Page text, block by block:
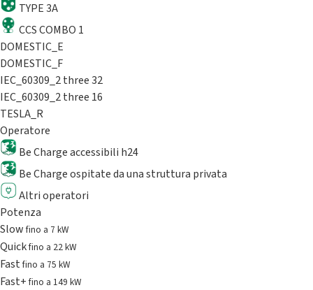
TYPE 3A
CCS COMBO 1
DOMESTIC_E
DOMESTIC_F
IEC_60309_2 three 32
IEC_60309_2 three 16
TESLA_R
Operatore
Be Charge accessibili h24
Be Charge ospitate da una struttura privata
Altri operatori
Potenza
Slowfino a 7 kW
Quickfino a 22 kW
Fastfino a 75 kW
Fast+fino a 149 kW